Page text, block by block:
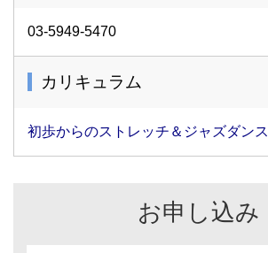
03-5949-5470
カリキュラム
初歩からのストレッチ＆ジャズダンス
お申し込み